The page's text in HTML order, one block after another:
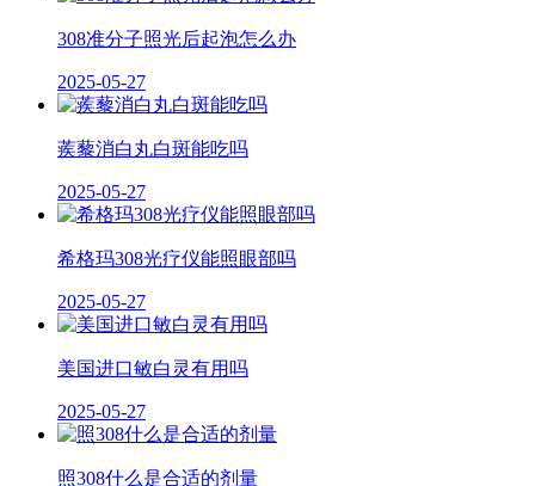
308准分子照光后起泡怎么办
2025-05-27
蒺藜消白丸白斑能吃吗
2025-05-27
希格玛308光疗仪能照眼部吗
2025-05-27
美国进口敏白灵有用吗
2025-05-27
照308什么是合适的剂量